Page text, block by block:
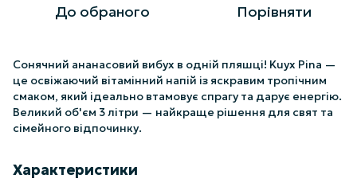
До обраного Порівняти
Сонячний ананасовий вибух в одній пляшці! Kuyx Pina —
це освіжаючий вітамінний напій із яскравим тропічним
смаком, який ідеально втамовує спрагу та дарує енергію.
Великий об'єм 3 літри — найкраще рішення для свят та
сімейного відпочинку.
Характеристики